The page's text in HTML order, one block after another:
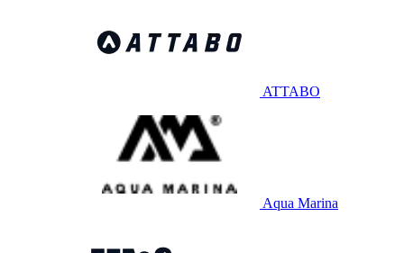
ATTABO
Aqua Marina